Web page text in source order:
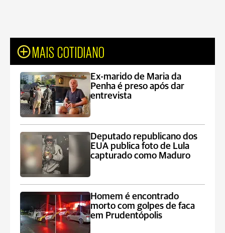
MAIS COTIDIANO
Ex-marido de Maria da
Penha é preso após dar
entrevista
Deputado republicano dos
EUA publica foto de Lula
capturado como Maduro
Homem é encontrado
morto com golpes de faca
em Prudentópolis